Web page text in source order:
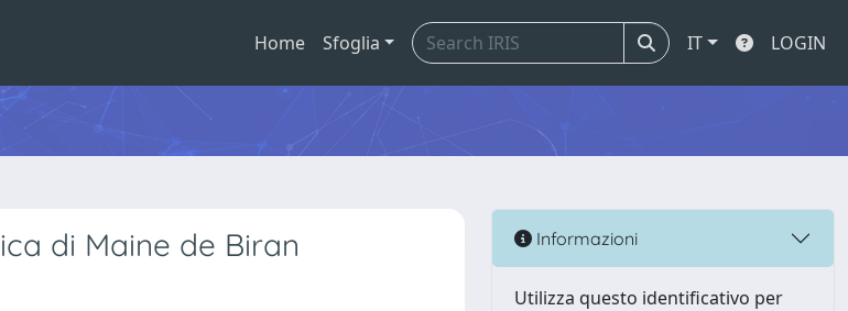
Home Sfoglia IT LOGIN
di Maine de Biran Informazioni
Utilizza questo identificativo per